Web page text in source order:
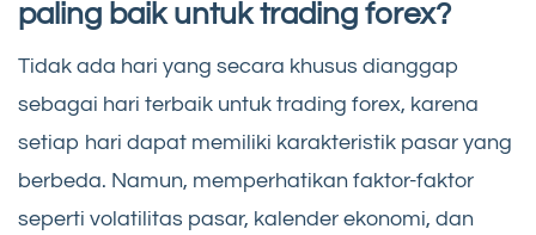
paling baik untuk trading forex?
Tidak ada hari yang secara khusus dianggap
sebagai hari terbaik untuk trading forex, karena
setiap hari dapat memiliki karakteristik pasar yang
berbeda. Namun, memperhatikan faktor-faktor
seperti volatilitas pasar, kalender ekonomi, dan